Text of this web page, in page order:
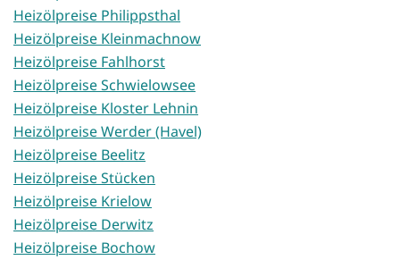
Heizölpreise Philippsthal
Heizölpreise Kleinmachnow
Heizölpreise Fahlhorst
Heizölpreise Schwielowsee
Heizölpreise Kloster Lehnin
Heizölpreise Werder (Havel)
Heizölpreise Beelitz
Heizölpreise Stücken
Heizölpreise Krielow
Heizölpreise Derwitz
Heizölpreise Bochow